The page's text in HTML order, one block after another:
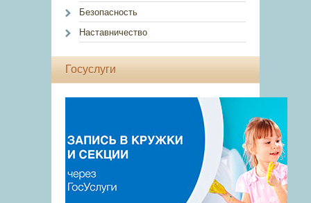
Безопасность
Наставничество
Госуслуги